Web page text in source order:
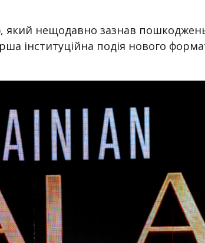
нещодавно зазнав пошкоджень
інституційна подія нового